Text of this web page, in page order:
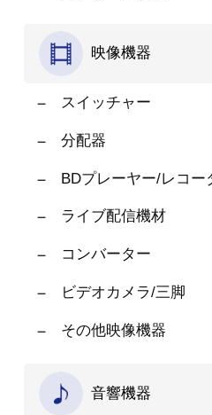
映像機器
スイッチャー
分配器
BDプレーヤー/レコー
ライブ配信機材
コンバーター
ビデオカメラ/三脚
その他映像機器
音響機器